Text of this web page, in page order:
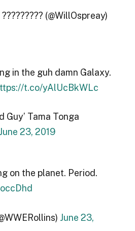
(@WillOspreay)
in the guh damn Galaxy.
t.co/yAlUcBkWLc
Guy’ Tama Tonga
June 23, 2019
on the planet. Period.
June 23,